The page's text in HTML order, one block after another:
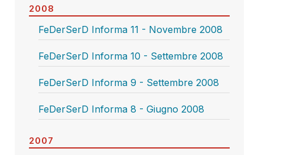
2008
FeDerSerD Informa 11 - Novembre 2008
FeDerSerD Informa 10 - Settembre 2008
FeDerSerD Informa 9 - Settembre 2008
FeDerSerD Informa 8 - Giugno 2008
2007